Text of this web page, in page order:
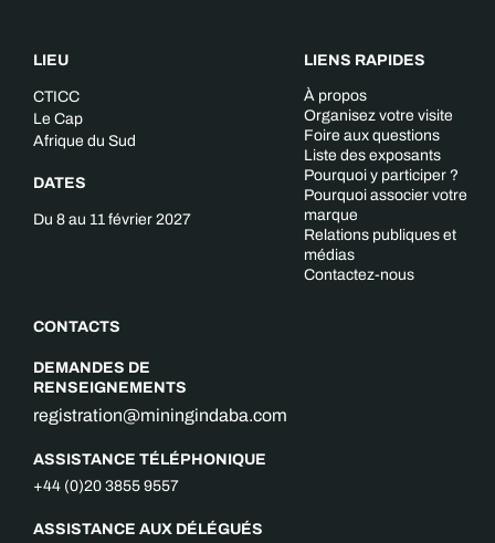
LIEU
CTICC
Le Cap
Afrique du Sud
DATES
Du 8 au 11 février 2027
CONTACTS
DEMANDES DE
RENSEIGNEMENTS
registration@miningindaba.com
ASSISTANCE TÉLÉPHONIQUE
+44 (0)20 3855 9557
ASSISTANCE AUX DÉLÉGUÉS
LIENS RAPIDES
À propos
Organisez votre visite
Foire aux questions
Liste des exposants
Pourquoi y participer ?
Pourquoi associer votre
marque
Relations publiques et
médias
Contactez-nous